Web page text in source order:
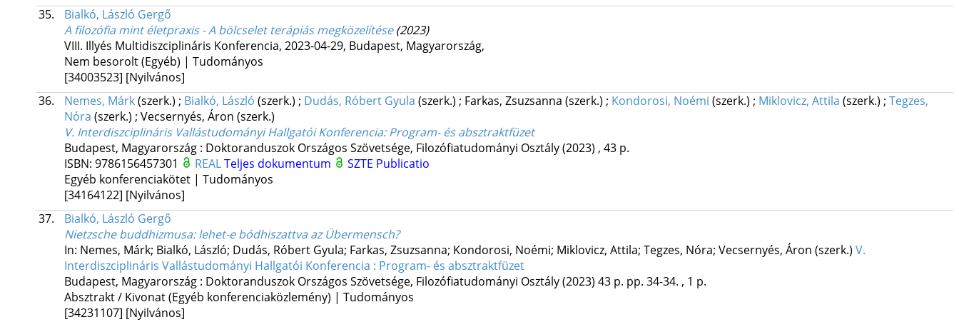
35.
Bialkó, László Gergő
A filozófia mint életpraxis - A bölcselet terápiás megközelítése (2023)
VIII. Illyés Multidiszciplináris Konferencia, 2023-04-29, Budapest, Magyarország,
Nem besorolt (Egyéb) | Tudományos
[34003523] [Nyilvános]
36.
Nemes, Márk(szerk.) ; Bialkó, László (szerk.) ; Dudás, Róbert Gyula (szerk.) ; Farkas, Zsuzsanna (szerk.) ; Kondorosi, Noémi (szerk.) ; Miklovicz, Attila (szerk.) ; Tegzes,
Nóra (szerk.) ; Vecsernyés, Áron (szerk.)
V. Interdiszciplináris Vallástudományi Hallgatói Konferencia: Program- és absztraktfüzet
Budapest, Magyarország : Doktoranduszok Országos Szövetsége, Filozófiatudományi Osztály(2023) , 43 p.
ISBN: 9786156457301 REALTeljes dokumentum
SZTE Publicatio
Egyéb konferenciakötet | Tudományos
[34164122] [Nyilvános]
37.
Bialkó, László Gergő
Nietzsche buddhizmusa: lehet-e bódhiszattva az Übermensch?
In: Nemes, Márk; Bialkó, László; Dudás, Róbert Gyula; Farkas, Zsuzsanna; Kondorosi, Noémi; Miklovicz, Attila; Tegzes, Nóra; Vecsernyés, Áron (szerk.) V.
Interdiszciplináris Vallástudományi Hallgatói Konferencia : Program- és absztraktfüzet
Budapest, Magyarország : Doktoranduszok Országos Szövetsége, Filozófiatudományi Osztály(2023) 43 p. pp. 34-34. , 1 p.
Absztrakt / Kivonat (Egyéb konferenciaközlemény) | Tudományos
[34231107] [Nyilvános]